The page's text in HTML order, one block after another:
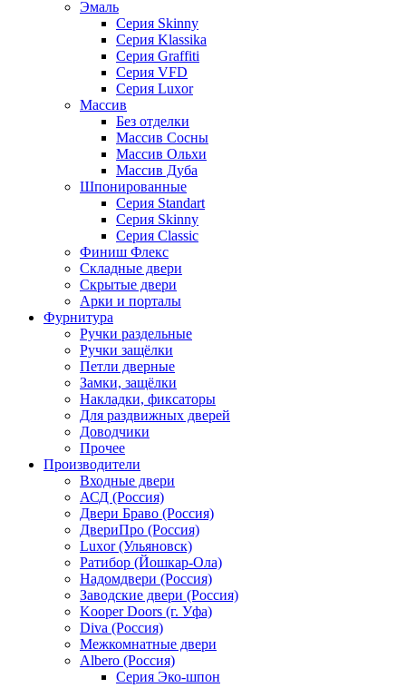
Эмаль
Серия Skinny
Серия Klassika
Серия Graffiti
Серия VFD
Серия Luxor
Массив
Без отделки
Массив Сосны
Массив Ольхи
Массив Дуба
Шпонированные
Серия Standart
Серия Skinny
Серия Classic
Финиш Флекс
Складные двери
Скрытые двери
Арки и порталы
Фурнитура
Ручки раздельные
Ручки защёлки
Петли дверные
Замки, защёлки
Накладки, фиксаторы
Для раздвижных дверей
Доводчики
Прочее
Производители
Входные двери
АСД (Россия)
Двери Браво (Россия)
ДвериПро (Россия)
Luxor (Ульяновск)
Ратибор (Йошкар-Ола)
Надомдвери (Россия)
Заводские двери (Россия)
Kooper Doors (г. Уфа)
Diva (Россия)
Межкомнатные двери
Albero (Россия)
Серия Эко-шпон